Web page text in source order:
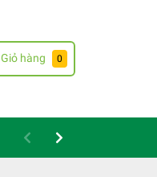
Giỏ hàng 0